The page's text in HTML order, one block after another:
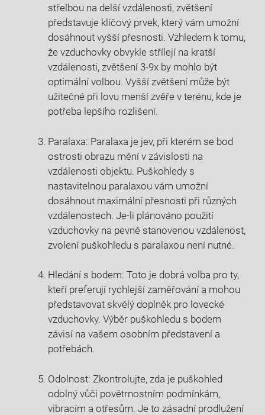
střelbou na delší vzdálenosti, zvětšení
představuje klíčový prvek, který vám umožní
dosáhnout vyšší přesnosti. Vzhledem k tomu,
že vzduchovky obvykle střílejí na kratší
vzdálenosti, zvětšení 3-9x by mohlo být
optimální volbou. Vyšší zvětšení může být
užitečné při lovu menší zvěře v terénu, kde je
potřeba lepšího rozlišení.
Paralaxa: Paralaxa je jev, při kterém se bod
ostrosti obrazu mění v závislosti na
vzdálenosti objektu. Puškohledy s
nastavitelnou paralaxou vám umožní
dosáhnout maximální přesnosti při různých
vzdálenostech. Je-li plánováno použití
vzduchovky na pevně stanovenou vzdálenost,
zvolení puškohledu s paralaxou není nutné.
Hledání s bodem: Toto je dobrá volba pro ty,
kteří preferují rychlejší zaměřování a mohou
představovat skvělý doplněk pro lovecké
vzduchovky. Výběr puškohledu s bodem
závisí na vašem osobním představení a
potřebách.
Odolnost: Zkontrolujte, zda je puškohled
odolný vůči povětrnostním podmínkám,
vibracím a otřesům. Je to zásadní prodlužení